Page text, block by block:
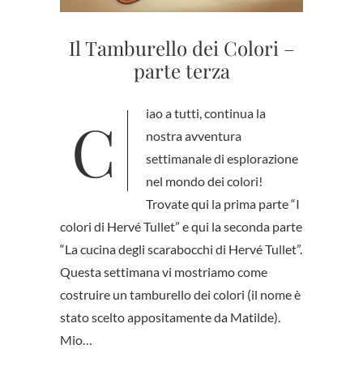
Il Tamburello dei Colori –
parte terza
Ciao a tutti, continua la
nostra avventura
settimanale di esplorazione
nel mondo dei colori!
Trovate qui la prima parte “I
colori di Hervé Tullet” e qui la seconda parte
“La cucina degli scarabocchi di Hervé Tullet”.
Questa settimana vi mostriamo come
costruire un tamburello dei colori (il nome è
stato scelto appositamente da Matilde).
Mio…